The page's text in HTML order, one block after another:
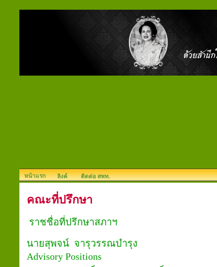
หน้าแรก ลิงค์ ติดต่อ สพท.
คณะที่ปรึกษา
ราชชื่อที่ปรึกษาสภาฯ
นายสุพจน์ จารุวรรณ
Advisory Positions